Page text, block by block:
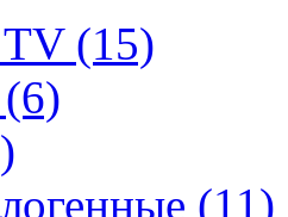
(15)
(6)
(11)